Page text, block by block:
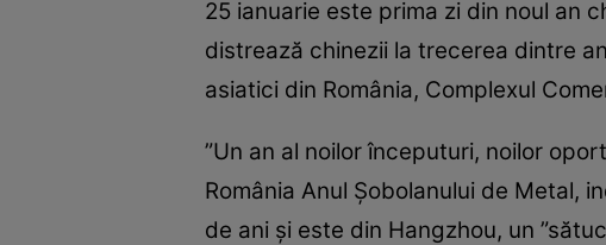
25 ianuarie este prima zi din noul an
distrează chinezii la trecerea dintre
asiatici din România, Complexul
”Un an al noilor începuturi, noilor
România Anul Şobolanului de Metal,
de ani şi este din Hangzhou, un